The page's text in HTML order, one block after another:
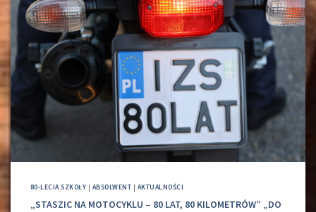
80-LECIA SZKOŁY | ABSOLWENT | AKTUALNOŚCI
„STASZIC NA MOTOCYKLU – 80 LAT, 80 KILOMETRÓW” „DO